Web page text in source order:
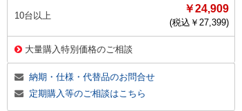
10台以上
￥24,909
(税込￥ 27,399)
大量購入特別価格のご相談
納期・仕様・代替品のお問合せ
定期購入等のご相談はこちら